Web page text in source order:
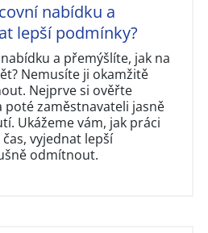
nabídku a
lepší podmínky?
a přemýšlíte, jak na
Nemusíte ji okamžitě
Nejprve si ověřte
poté zaměstnavateli jasně
Ukážeme vám, jak práci
vyjednat lepší
odmítnout.